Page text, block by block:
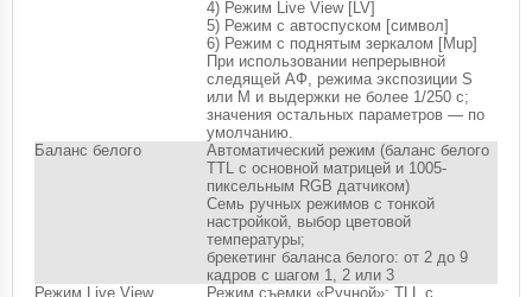
4) Режим Live View [LV]
5) Режим с автоспуском [символ]
6) Режим с поднятым зеркалом [Mup]
При использовании непрерывной
следящей АФ, режима экспозиции S
или M и выдержки не более 1/250 с;
значения остальных параметров — по
умолчанию.
Баланс белого
Автоматический режим (баланс белого
TTL с основной матрицей и 1005-
пиксельным RGB датчиком)
Семь ручных режимов с тонкой
настройкой, выбор цветовой
температуры;
брекетинг баланса белого: от 2 до 9
кадров с шагом 1, 2 или 3
Режим Live View
Режим съемки «Ручной»: TLL с